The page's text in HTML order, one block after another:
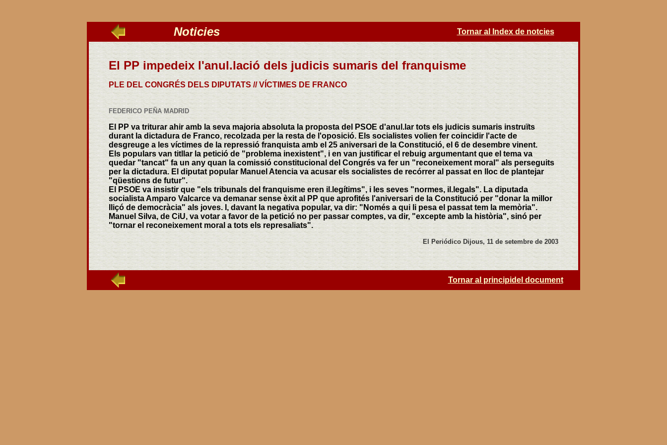
Noticies Tornar al Index de notcies
El PP impedeix l'anul.lació dels judicis sumaris del franquisme
PLE DEL CONGRÉS DELS DIPUTATS // VÍCTIMES DE FRANCO
FEDERICO PEÑA MADRID
El PP va triturar ahir amb la seva majoria absoluta la proposta del PSOE d'anul.lar tots els judicis sumaris instruïts
durant la dictadura de Franco, recolzada per la resta de l'oposició. Els socialistes volien fer coincidir l'acte de
desgreuge a les víctimes de la repressió franquista amb el 25 aniversari de la Constitució, el 6 de desembre vinent.
Els populars van titllar la petició de "problema inexistent", i en van justificar el rebuig argumentant que el tema va
quedar "tancat" fa un any quan la comissió constitucional del Congrés va fer un "reconeixement moral" als perseguits
per la dictadura. El diputat popular Manuel Atencia va acusar els socialistes de recórrer al passat en lloc de plantejar
"qüestions de futur".
El PSOE va insistir que "els tribunals del franquisme eren il.legítims", i les seves "normes, il.legals". La diputada
socialista Amparo Valcarce va demanar sense èxit al PP que aprofités l'aniversari de la Constitució per "donar la millor
lliçó de democràcia" als joves. I, davant la negativa popular, va dir: "Només a qui li pesa el passat tem la memòria".
Manuel Silva, de CiU, va votar a favor de la petició no per passar comptes, va dir, "excepte amb la història", sinó per
"tornar el reconeixement moral a tots els represaliats".
El Periódico Dijous, 11 de setembre de 2003
Tornar al principidel document